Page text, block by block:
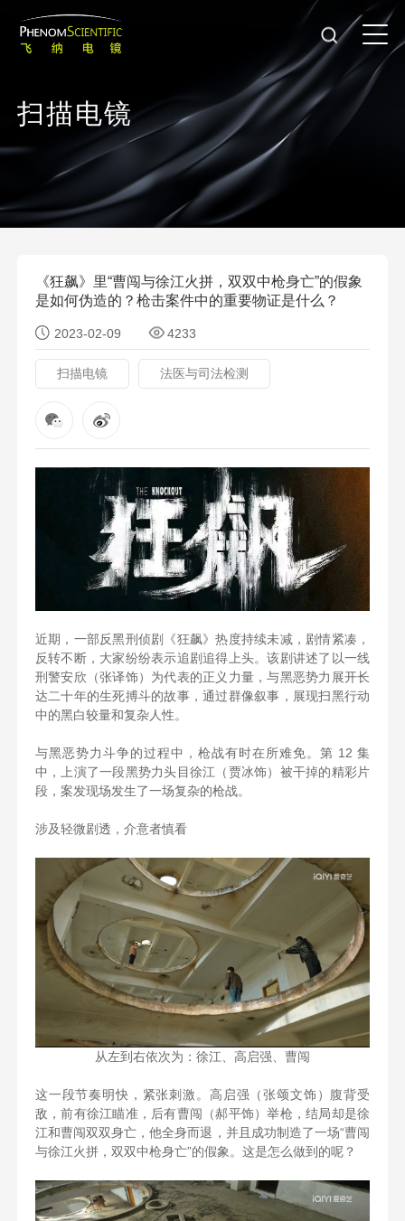
扫描电镜
《狂飙》里“曹闯与徐江火拼，双双中枪身亡”的假象
是如何伪造的？枪击案件中的重要物证是什么？
2023-02-09 4233
扫描电镜 法医与司法检测
近期，一部反黑刑侦剧《狂飙》热度持续未减，剧情紧凑，
反转不断，大家纷纷表示追剧追得上头。该剧讲述了以一线
刑警安欣（张译饰）为代表的正义力量，与黑恶势力展开长
达二十年的生死搏斗的故事，通过群像叙事，展现扫黑行动
中的黑白较量和复杂人性。
与黑恶势力斗争的过程中，枪战有时在所难免。第 12 集
中，上演了一段黑势力头目徐江（贾冰饰）被干掉的精彩片
段，案发现场发生了一场复杂的枪战。
涉及轻微剧透，介意者慎看
从左到右依次为：徐江、高启强、曹闯
这一段节奏明快，紧张刺激。高启强（张颂文饰）腹背受
敌，前有徐江瞄准，后有曹闯（郝平饰）举枪，结局却是徐
江和曹闯双双身亡，他全身而退，并且成功制造了一场“曹闯
与徐江火拼，双双中枪身亡”的假象。这是怎么做到的呢？